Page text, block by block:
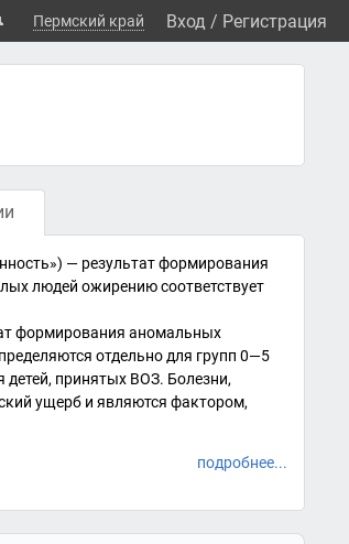
Пермский край Вход / Регистрация
— результат формирования
людей ожирению соответствует
формирования аномальных
отдельно для групп 0—5
детей, принятых ВОЗ. Болезни,
ущерб и являются фактором,
подробнее...